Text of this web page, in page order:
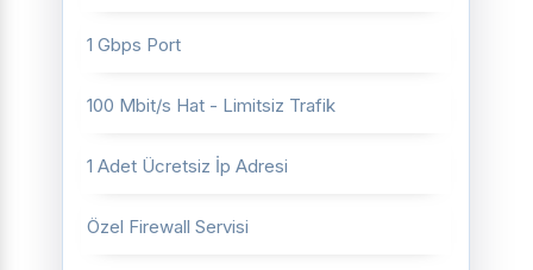
1 Gbps Port
100 Mbit/s Hat - Limitsiz Trafik
1 Adet Ücretsiz İp Adresi
Özel Firewall Servisi